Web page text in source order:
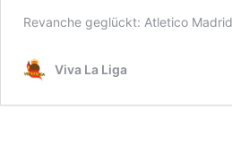
Revanche geglückt: Atletico
Viva La Liga